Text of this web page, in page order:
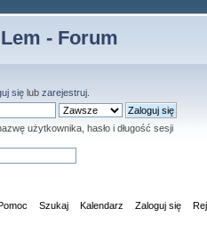
- Forum
się lub zarejestruj
użytkownika, hasło i długość sesji
Szukaj Kalendarz Zaloguj się